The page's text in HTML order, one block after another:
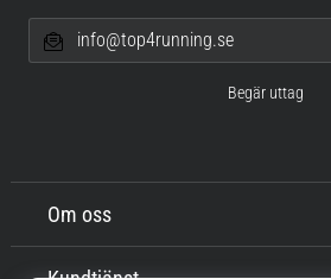
Om oss
info@top4running.se
Begär uttag